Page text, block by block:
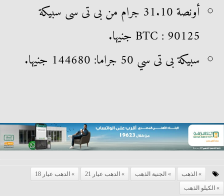
أونصة 31.10 جرام من بى تى سى سبيكة
BTC : 90125 جنيها.
سبيكة بى تى سي 50 جراما: 144680 جنيها.
الذهب الجنية الذهب الدهب عيار 21
الدهب عيار 18
الكيلو الذهب